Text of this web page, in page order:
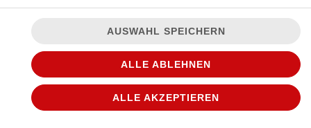
JETZT BESTELLEN
AUSWAHL SPEICHERN
ALLE ABLEHNEN
ALLE AKZEPTIEREN